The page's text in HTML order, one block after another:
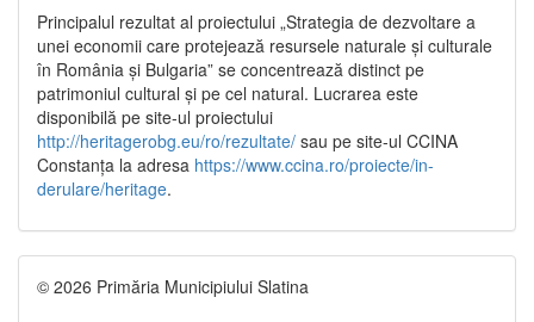
Principalul rezultat al proiectului „Strategia de dezvoltare a
unei economii care protejează resursele naturale și culturale
în România și Bulgaria” se concentrează distinct pe
patrimoniul cultural și pe cel natural. Lucrarea este
disponibilă pe site-ul proiectului
http://heritagerobg.eu/ro/rezultate/ sau pe site-ul CCINA
Constanța la adresa https://www.ccina.ro/proiecte/in-
derulare/heritage.
© 2026 Primăria Municipiului Slatina